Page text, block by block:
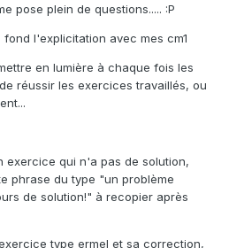
pose plein de questions..... :P
l'explicitation avec mes cm1
en lumière à chaque fois les
réussir les exercices travaillés, ou
exercice qui n'a pas de solution,
phrase du type "un problème
de solution!" à recopier après
type ermel et sa correction,